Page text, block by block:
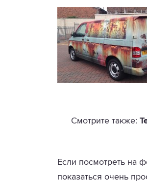
Смотрите также:
Если посмотреть на
показаться очень